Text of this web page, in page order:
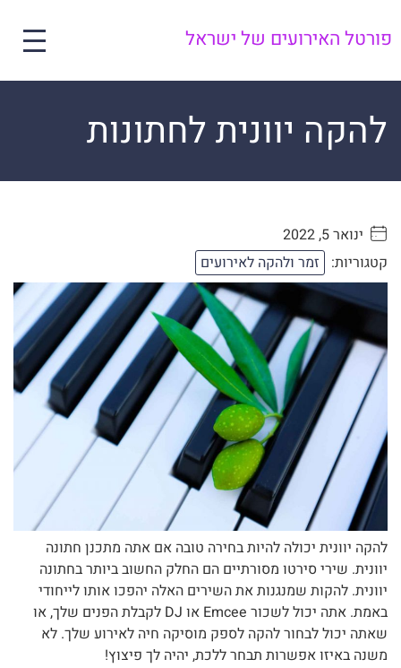
פורטל האירועים של ישראל
להקה יוונית לחתונות
ינואר 5, 2022
קטגוריות:
זמר ולהקה לאירועים
להקה יוונית יכולה להיות בחירה טובה אם אתה מתכנן חתונה
יוונית. שירי סירטו מסורתיים הם החלק החשוב ביותר בחתונה
יוונית. להקות שמנגנות את השירים האלה יהפכו אותו לייחודי
באמת. אתה יכול לשכור Emcee או DJ לקבלת הפנים שלך, או
שאתה יכול לבחור להקה לספק מוסיקה חיה לאירוע שלך. לא
משנה באיזו אפשרות תבחר ללכת, יהיה לך פיצוץ!